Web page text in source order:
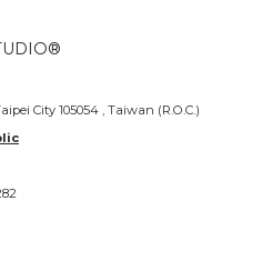
City 105054 , Taiwan (R.O.C.)